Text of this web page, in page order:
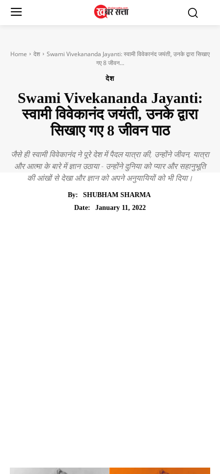
Home देश
Swami Vivekananda Jayanti: स्वामी विवेकानंद जयंती, उनके द्वारा सिखाए
गए 8 जीवन...
देश
Swami Vivekananda Jayanti:
स्वामी विवेकानंद जयंती, उनके द्वारा
सिखाए गए 8 जीवन पाठ
जैसे ही स्वामी विवेकानंद ने पूरे देश में पैदल यात्रा की, उन्होंने जीवन, यात्रा
और आत्मा के बारे में ज्ञान उठाया - उन्होंने दुनिया को प्यार और सहानुभूति
की आंखों से देखा और ज्ञान को अपने अनुयायियों को भी दिया।
By:
SHUBHAM SHARMA
Date:
January 11, 2022